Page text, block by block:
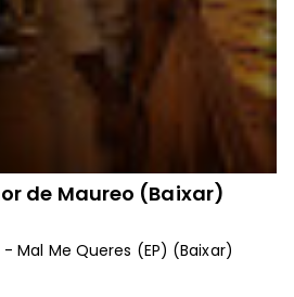
de Maureo (Baixar)
Mal Me Queres (EP) (Baixar)